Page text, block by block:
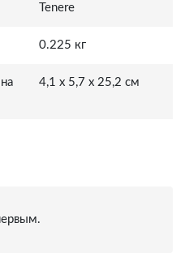
Tenere
0.225 кг
4,1 x 5,7 x 25,2 см